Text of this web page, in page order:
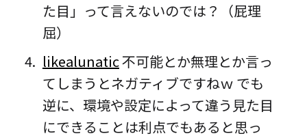
た目」って言えないのでは？（屁理
屈）
likealunatic不可能とか無理とか言っ
てしまうとネガティブですねｗ でも
逆に、環境や設定によって違う見た目
にできることは利点でもあると思っ